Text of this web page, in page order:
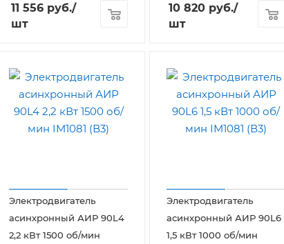
11 556 руб./
шт
10 820 руб./
шт
Электродвигатель
асинхронный АИР 90L4
2,2 кВт 1500 об/мин
Электродвигатель
асинхронный АИР 90L6
1,5 кВт 1000 об/мин